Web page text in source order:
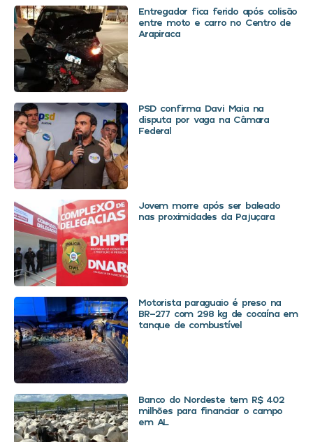
Entregador fica ferido após colisão
entre moto e carro no Centro de
Arapiraca
PSD confirma Davi Maia na
disputa por vaga na Câmara
Federal
Jovem morre após ser baleado
nas proximidades da Pajuçara
Motorista paraguaio é preso na
BR-277 com 298 kg de cocaína em
tanque de combustível
Banco do Nordeste tem R$ 402
milhões para financiar o campo
em AL